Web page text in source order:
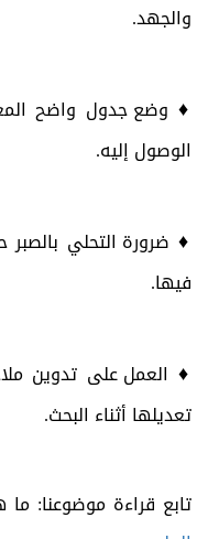
والجهد.
♦ وضع جدول واضح
الوصول إليه.
♦ ضرورة التحلي
فيها.
♦ العمل على تدوين
تعديلها أثناء البحث.
تابع قراءة موضوعنا: